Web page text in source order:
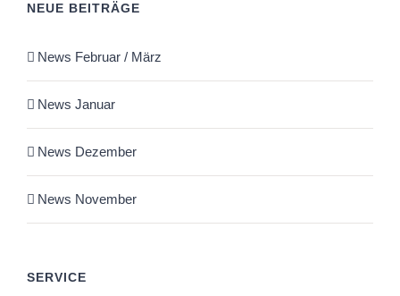
NEUE BEITRÄGE
News Februar / März
News Januar
News Dezember
News November
SERVICE